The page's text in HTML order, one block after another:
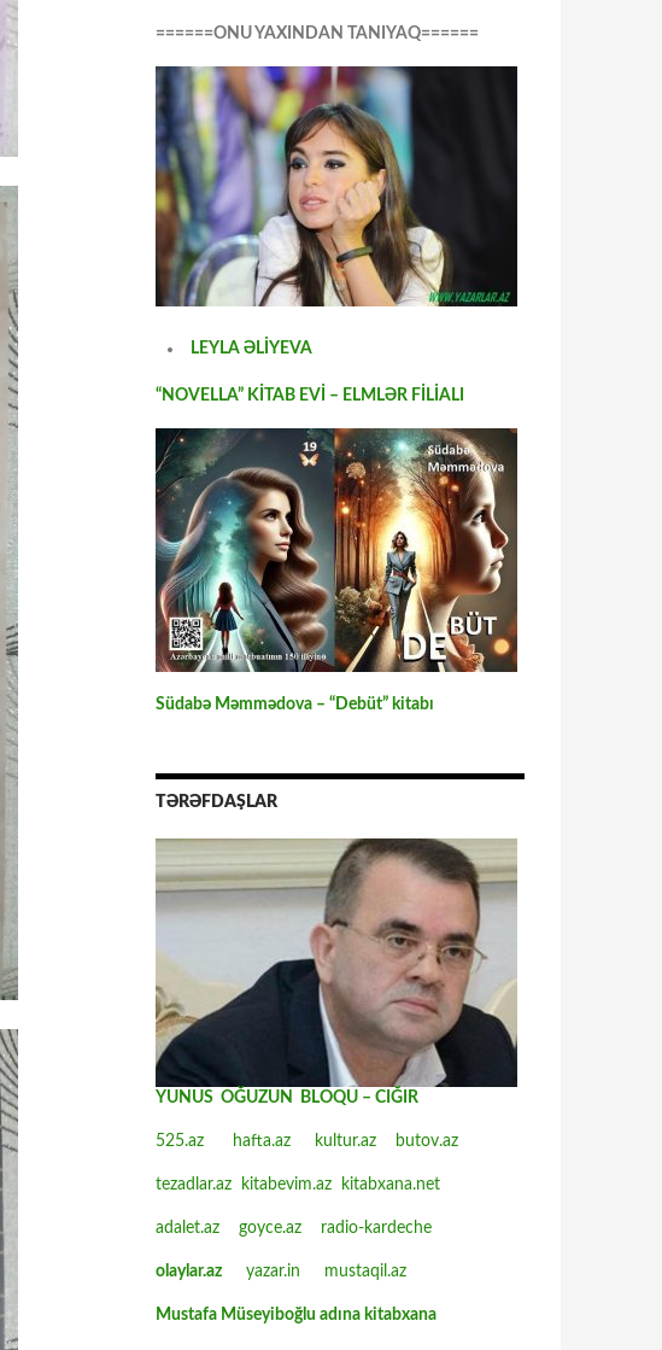
======ONU YAXINDAN TANIYAQ======
LEYLA ƏLİYEVA
“NOVELLA” KİTAB EVİ – ELMLƏR FİLİALI
Südabə Məmmədova – “Debüt” kitabı
TƏRƏFDAŞLAR
YUNUS OĞUZUN BLOQU – CIĞIR
525.az hafta.az kultur.az butov.az
tezadlar.az kitabevim.az kitabxana.net
adalet.az goyce.az radio-kardeche
olaylar.az yazar.in mustaqil.az
Mustafa Müseyiboğlu adına kitabxana